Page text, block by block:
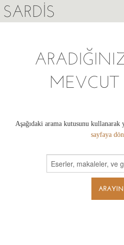
SARDIS
MEVCUT
Aşağıdaki arama kutusunu kullanarak
sayfaya